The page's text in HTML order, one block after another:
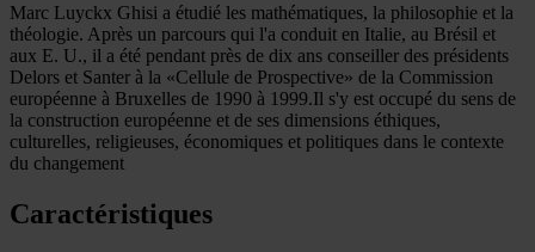
Marc Luyckx Ghisi a étudié les mathématiques, la philosophie et la
théologie. Après un parcours qui l'a conduit en Italie, au Brésil et
aux E. U., il a été pendant près de dix ans conseiller des présidents
Delors et Santer à la «Cellule de Prospective» de la Commission
européenne à Bruxelles de 1990 à 1999.Il s'y est occupé du sens de
la construction européenne et de ses dimensions éthiques,
culturelles, religieuses, économiques et politiques dans le contexte
du changement
Caractéristiques